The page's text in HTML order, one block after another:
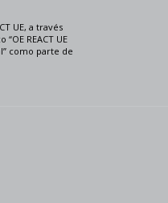
UE, a través
REACT UE
como parte de